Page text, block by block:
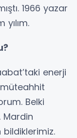
1966 yazar
enerji
müteahhit
Belki
Mardin
bildiklerimiz.